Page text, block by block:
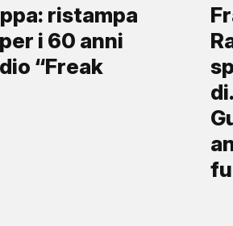
ristampa
i 60 anni
“Freak